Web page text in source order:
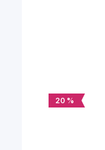
20 %